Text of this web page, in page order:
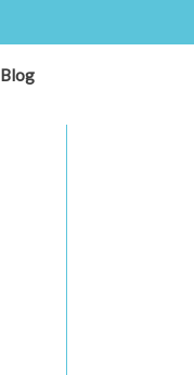
Blog